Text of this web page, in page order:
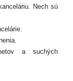
Nech sú
a suchých